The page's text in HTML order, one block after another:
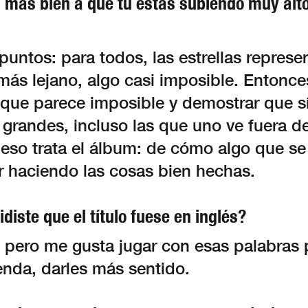
para todos, las estrellas
lejano, algo casi imposible.
parece imposible y demostrar que
incluso las que uno ve fuera
trata el álbum: de cómo algo que
haciendo las cosas bien hechas.
que el título fuese en inglés?
me gusta jugar con esas palabras
darles más sentido.